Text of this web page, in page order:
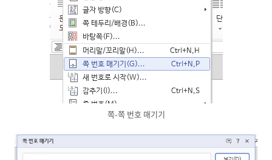
쪽-쪽 번호 매기기